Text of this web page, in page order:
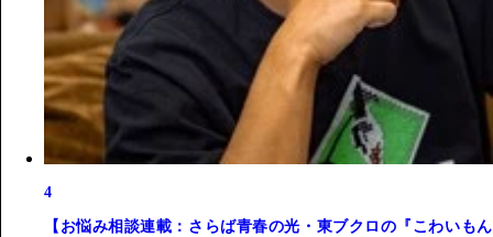
4
【お悩み相談連載：さらば青春の光・東ブクロの『こわいもん